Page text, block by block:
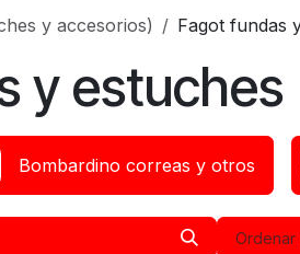
y accesorios) Fagot fundas
y estuches
Bombardino correas y otros
Ordenar